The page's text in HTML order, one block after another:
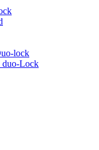
lock
duo-Lock